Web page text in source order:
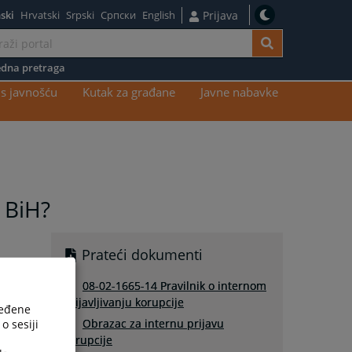
Hrvatski Srpski Српски English Prijava
pretraga
javnošću Kutak za građane
Javne nabavke
Prateći dokumenti
08-02-1665-14 Pravilnik o internom
prijavljivanju korupcije
Obrazac za internu prijavu
korupcije
sesiji